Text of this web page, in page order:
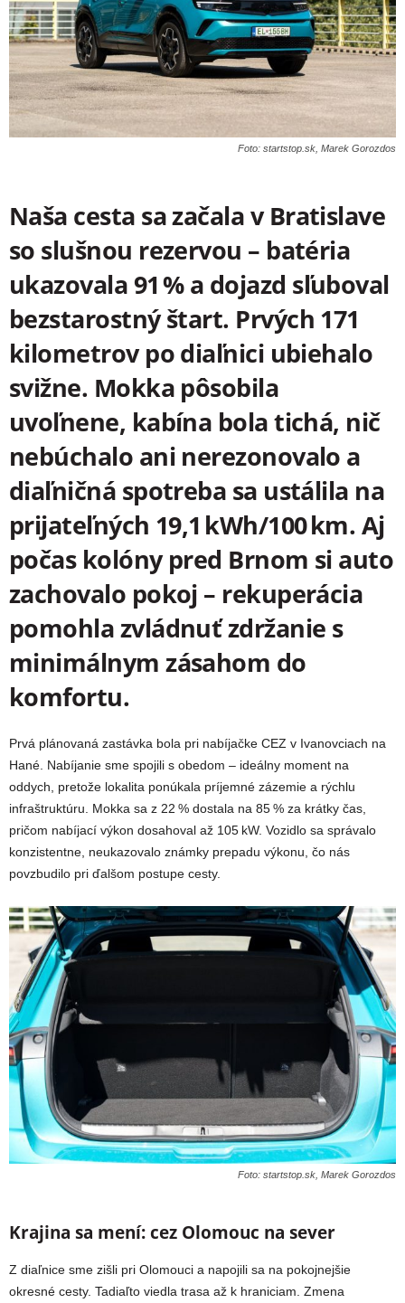
Foto: startstop.sk, Marek Gorozdos
Naša cesta sa začala v Bratislave
so slušnou rezervou – batéria
ukazovala 91 % a dojazd sľuboval
bezstarostný štart. Prvých 171
kilometrov po diaľnici ubiehalo
svižne. Mokka pôsobila
uvoľnene, kabína bola tichá, nič
nebúchalo ani nerezonovalo a
diaľničná spotreba sa ustálila na
prijateľných 19,1 kWh/100 km. Aj
počas kolóny pred Brnom si auto
zachovalo pokoj – rekuperácia
pomohla zvládnuť zdržanie s
minimálnym zásahom do
komfortu.
Prvá plánovaná zastávka bola pri nabíjačke CEZ v Ivanovciach na
Hané. Nabíjanie sme spojili s obedom – ideálny moment na
oddych, pretože lokalita ponúkala príjemné zázemie a rýchlu
infraštruktúru. Mokka sa z 22 % dostala na 85 % za krátky čas,
pričom nabíjací výkon dosahoval až 105 kW. Vozidlo sa správalo
konzistentne, neukazovalo známky prepadu výkonu, čo nás
povzbudilo pri ďalšom postupe cesty.
Foto: startstop.sk, Marek Gorozdos
Krajina sa mení: cez Olomouc na sever
Z diaľnice sme zišli pri Olomouci a napojili sa na pokojnejšie
okresné cesty. Tadiaľto viedla trasa až k hraniciam. Zmena